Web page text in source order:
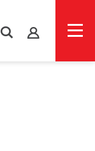
s